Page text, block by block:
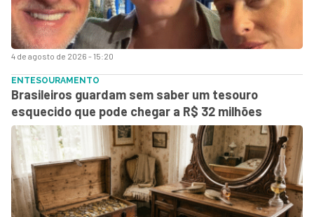
4 de agosto de 2026 - 15:20
ENTESOURAMENTO
Brasileiros guardam sem saber um tesouro
esquecido que pode chegar a R$ 32 milhões